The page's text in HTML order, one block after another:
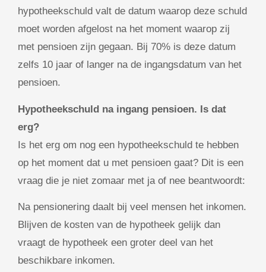
hypotheekschuld valt de datum waarop deze schuld
moet worden afgelost na het moment waarop zij
met pensioen zijn gegaan. Bij 70% is deze datum
zelfs 10 jaar of langer na de ingangsdatum van het
pensioen.
Hypotheekschuld na ingang pensioen. Is dat
erg?
Is het erg om nog een hypotheekschuld te hebben
op het moment dat u met pensioen gaat? Dit is een
vraag die je niet zomaar met ja of nee beantwoordt:
Na pensionering daalt bij veel mensen het inkomen.
Blijven de kosten van de hypotheek gelijk dan
vraagt de hypotheek een groter deel van het
beschikbare inkomen.